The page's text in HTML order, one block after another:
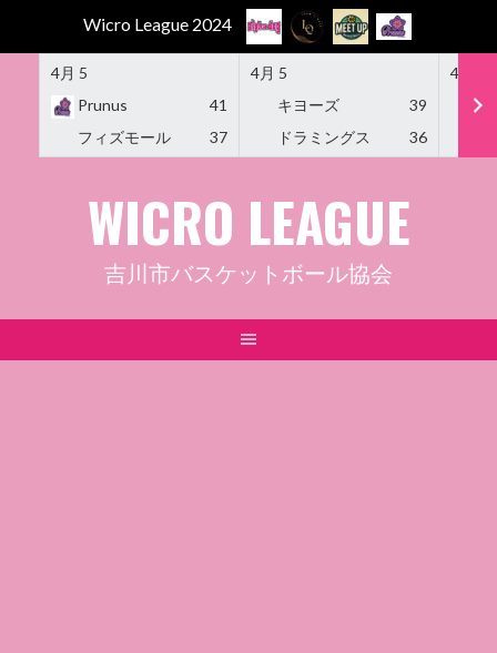
Wicro League 2024
4月 5
Prunus
41
フィズモール
37
4月 5
キヨーズ
39
ドラミングス
36
4月 5
WICRO LEAGUE
吉川市バスケットボール協会